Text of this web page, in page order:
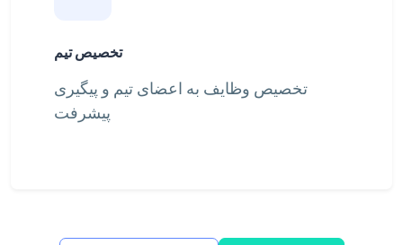
تخصیص تیم
تخصیص وظایف به اعضای تیم و پیگیری
پیشرفت